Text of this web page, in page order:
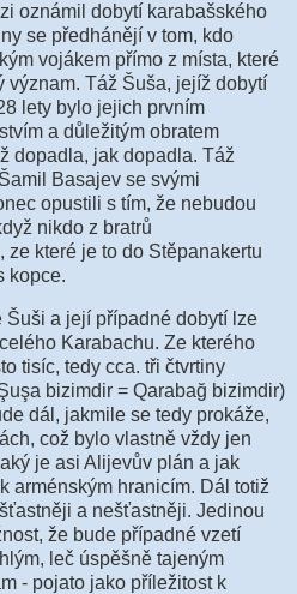
oznámil dobytí karabašského
se předhánějí v tom, kdo
vojákem přímo z místa, které
význam. Táž Šuša, jejíž dobytí
lety bylo jejich prvním
a důležitým obratem
dopadla, jak dopadla. Táž
Basajev se svými
opustili s tím, že nebudou
nikdo z bratrů
ze které je to do Stěpanakertu
kopce.
Šuši a její případné dobytí lze
Karabachu. Ze kterého
tisíc, tedy cca. tři čtvrtiny
bizimdir = Qarabağ bizimdir)
dál, jakmile se tedy prokáže,
což bylo vlastně vždy jen
je asi Alijevův plán a jak
arménským hranicím. Dál totiž
a nešťastněji. Jedinou
že bude případné vzetí
leč úspěšně tajeným
- pojato jako příležitost k